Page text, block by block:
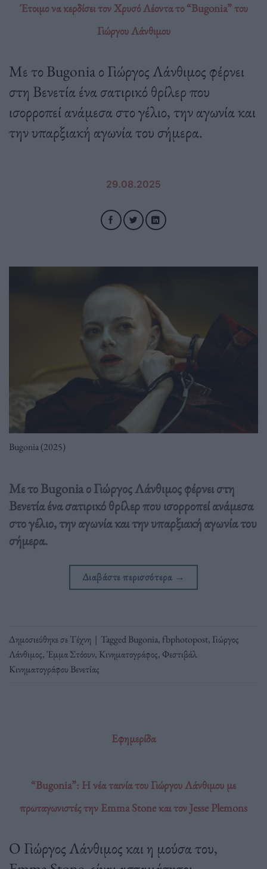
Έτοιμο να κερδίσει τον Χρυσό Λέοντα το “Bugonia” του
Γιώργου Λάνθιμου
Με το Bugonia ο Γιώργος Λάνθιμος φέρνει
στη Βενετία ένα σατιρικό θρίλερ που
ισορροπεί ανάμεσα στο γέλιο, την αγωνία και
την υπαρξιακή αγωνία του σήμερα.
29.08.2025
Bugonia (2025)
Με το Bugonia ο Γιώργος Λάνθιμος φέρνει στη
Βενετία ένα σατιρικό θρίλερ που ισορροπεί ανάμεσα
στο γέλιο, την αγωνία και την υπαρξιακή αγωνία του
σήμερα.
Διαβάστε περισσότερα →
Δημοσιεύθηκε σεΤέχνη | TaggedBugonia, fbphotopost, Γιώργος
Λάνθιμος,Έμμα Στόουν, Κινηματογράφος, Φεστιβάλ
Κινηματογράφου Βενετίας
Εφημερίδα
“Bugonia”: Η νέα ταινία του Γιώργου Λάνθιμου με
πρωταγωνιστές την Emma Stone και τον Jesse Plemons
Ο Γιώργος Λάνθιμος και η μούσα του,